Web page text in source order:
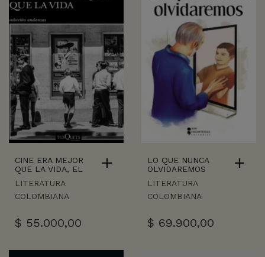
CINE ERA MEJOR
QUE LA VIDA, EL
LITERATURA
COLOMBIANA
$ 55.000,00
LO QUE NUNCA
OLVIDAREMOS
LITERATURA
COLOMBIANA
$ 69.900,00